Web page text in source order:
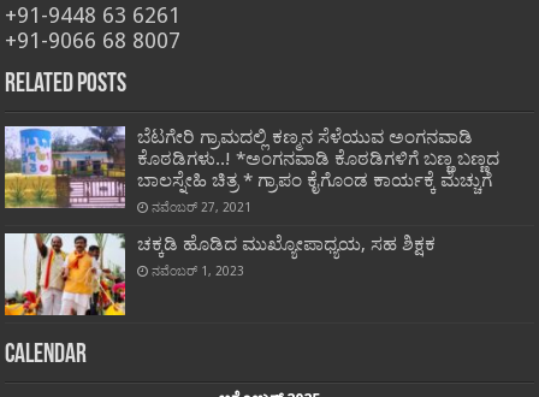
+91-9448 63 6261
+91-9066 68 8007
Related Posts
ಬೆಟಗೇರಿ ಗ್ರಾಮದಲ್ಲಿ ಕಣ್ಮನ ಸೆಳೆಯುವ ಅಂಗನವಾಡಿ
ಕೊಠಡಿಗಳು..! *ಅಂಗನವಾಡಿ ಕೊಠಡಿಗಳಿಗೆ ಬಣ್ಣ ಬಣ್ಣದ
ಬಾಲಸ್ನೇಹಿ ಚಿತ್ರ * ಗ್ರಾಪಂ ಕೈಗೊಂಡ ಕಾರ್ಯಕ್ಕೆ ಮೆಚ್ಚುಗೆ
ನವೆಂಬರ್ 27, 2021
ಚಕ್ಕಡಿ ಹೊಡಿದ ಮುಖ್ಯೋಪಾಧ್ಯಯ, ಸಹ ಶಿಕ್ಷಕ
ನವೆಂಬರ್ 1, 2023
Calendar